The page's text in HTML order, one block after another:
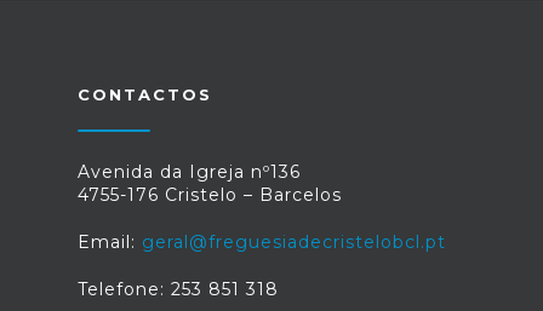
CONTACTOS
Avenida da Igreja nº136
4755-176 Cristelo – Barcelos
Email: geral@freguesiadecristelobcl.pt
Telefone: 253 851 318